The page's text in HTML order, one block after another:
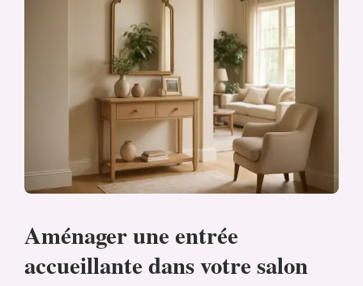
Aménager une entrée
accueillante dans votre salon